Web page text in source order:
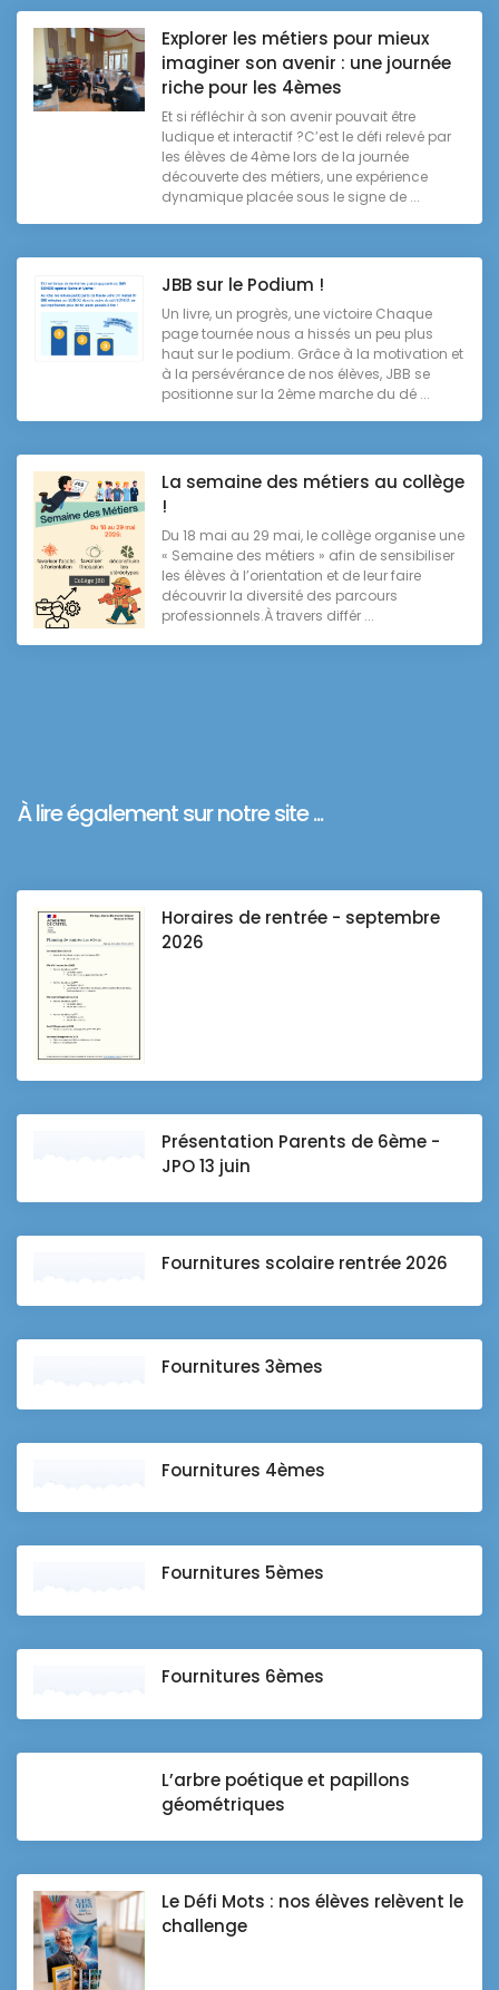
Explorer les métiers pour mieux
imaginer son avenir : une journée
riche pour les 4èmes
Et si réfléchir à son avenir pouvait être
ludique et interactif ?C’est le défi relevé par
les élèves de 4ème lors de la journée
découverte des métiers, une expérience
dynamique placée sous le signe de ...
JBB sur le Podium !
Un livre, un progrès, une victoire Chaque
page tournée nous a hissés un peu plus
haut sur le podium. Grâce à la motivation et
à la persévérance de nos élèves, JBB se
positionne sur la 2ème marche du dé ...
La semaine des métiers au collège
!
Du 18 mai au 29 mai, le collège organise une
« Semaine des métiers » afin de sensibiliser
les élèves à l’orientation et de leur faire
découvrir la diversité des parcours
professionnels.À travers différ ...
À lire également sur notre site ...
Horaires de rentrée - septembre
2026
Présentation Parents de 6ème -
JPO 13 juin
Fournitures scolaire rentrée 2026
Fournitures 3èmes
Fournitures 4èmes
Fournitures 5èmes
Fournitures 6èmes
L’arbre poétique et papillons
géométriques
Le Défi Mots : nos élèves relèvent le
challenge